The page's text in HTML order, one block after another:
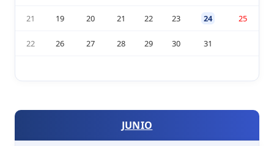
21 19 20 21 22 23 24 25
22 26 27 28 29 30 31
JUNIO